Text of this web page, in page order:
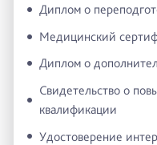
Диплом о
Медицинский
Диплом о
Свидетельство о
квалификации
Удостоверение